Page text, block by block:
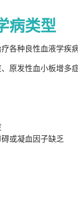
病类型
各种良性血液学疾
原发性血小板增多
或凝血因子缺乏